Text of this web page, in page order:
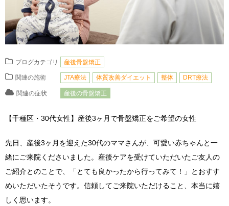
ブログカテゴリ 産後骨盤矯正
関連の施術 JTA療法 体質改善ダイエット 整体 DRT療法
関連の症状 産後の骨盤矯正
【千種区・30代女性】産後3ヶ月で骨盤矯正をご希望の女性
先日、産後3ヶ月を迎えた30代のママさんが、可愛い赤ちゃんと一
緒にご来院くださいました。産後ケアを受けていただいたご友人の
ご紹介とのことで、「とても良かったから行ってみて！」とおすす
めいただいたそうです。信頼してご来院いただけること、本当に嬉
しく思います。